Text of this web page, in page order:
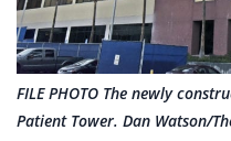
FILE PHOTO The newly
Patient Tower. Dan Watson/